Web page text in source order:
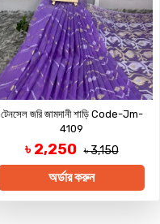
টেনসেল জরি জামদানী শাড়ি Code-Jm-
4109
৳ 2,250 ৳ 3,150
অর্ডার করুন